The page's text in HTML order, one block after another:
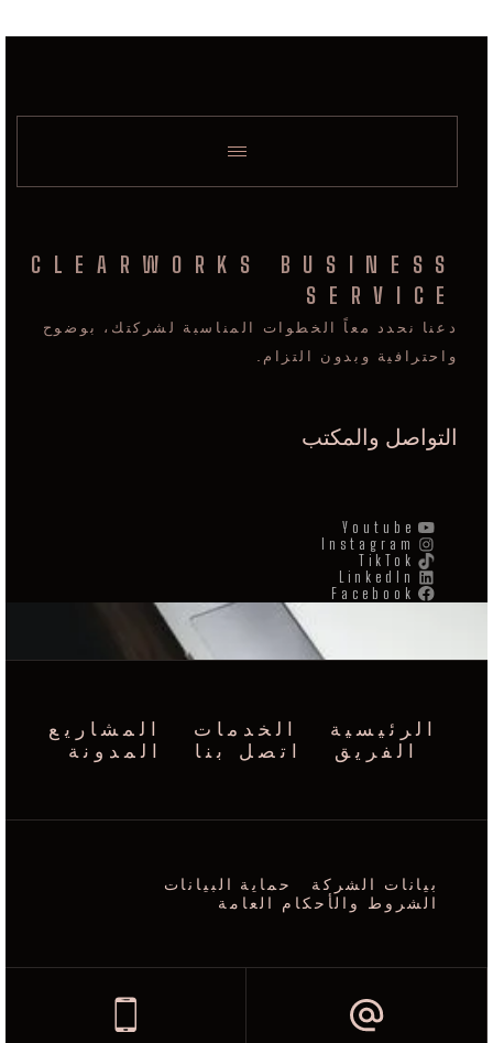
CLEARWORKS BUSINESS
SERVICE
دعنا نحدد معاً الخطوات المناسبة لشركتك، بوضوح
واحترافية وبدون التزام.
التواصل والمكتب
Youtube
Instagram
TikTok
LinkedIn
Facebook
الرئيسية الخدمات
المشاريع
الفريق
اتصل بنا المدونة
بيانات الشركة
حماية البيانات
الشروط والأحكام العامة